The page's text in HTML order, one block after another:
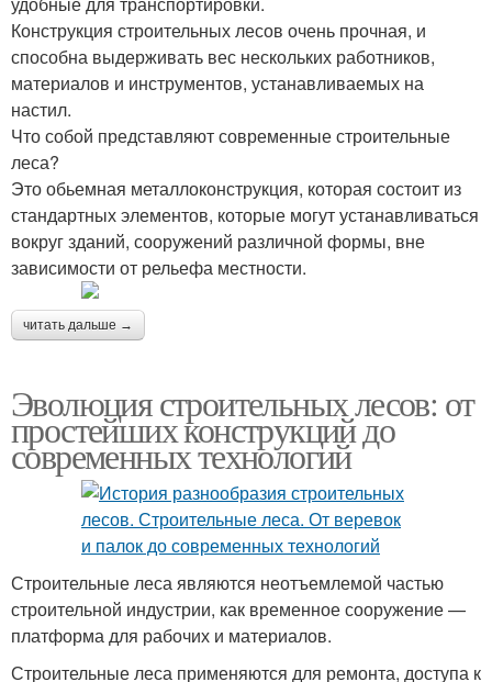
Конструкция строительных лесов очень прочная, и
способна выдерживать вес нескольких работников,
материалов и инструментов, устанавливаемых на
настил.
Что собой представляют современные строительные
леса?
Это обьемная металлоконструкция, которая состоит из
стандартных элементов, которые могут устанавливаться
вокруг зданий, сооружений различной формы, вне
зависимости от рельефа местности.
читать дальше →
Эволюция строительных лесов: от
простейших конструкций до
современных технологий
Строительные леса являются неотъемлемой частью
строительной индустрии, как временное сооружение —
платформа для рабочих и материалов.
Строительные леса применяются для ремонта, доступа к